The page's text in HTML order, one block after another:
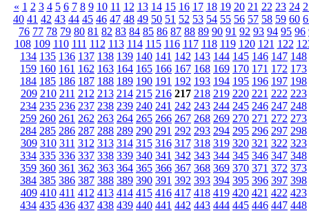
« 1 2 3 4 5 6 7 8 9 10 11 12 13 14 15 16 17 18 19 20 21 22 23 24
40 41 42 43 44 45 46 47 48 49 50 51 52 53 54 55 56 57 58 59 60
76 77 78 79 80 81 82 83 84 85 86 87 88 89 90 91 92 93 94 95 96
108 109 110 111 112 113 114 115 116 117 118 119 120 121 122
134 135 136 137 138 139 140 141 142 143 144 145 146 147 148
159 160 161 162 163 164 165 166 167 168 169 170 171 172 173
184 185 186 187 188 189 190 191 192 193 194 195 196 197 198
209 210 211 212 213 214 215 216 217 218 219 220 221 222 223
234 235 236 237 238 239 240 241 242 243 244 245 246 247 248
259 260 261 262 263 264 265 266 267 268 269 270 271 272 273
284 285 286 287 288 289 290 291 292 293 294 295 296 297 298
309 310 311 312 313 314 315 316 317 318 319 320 321 322 323
334 335 336 337 338 339 340 341 342 343 344 345 346 347 348
359 360 361 362 363 364 365 366 367 368 369 370 371 372 373
384 385 386 387 388 389 390 391 392 393 394 395 396 397 398
409 410 411 412 413 414 415 416 417 418 419 420 421 422 423
434 435 436 437 438 439 440 441 442 443 444 445 446 447 448